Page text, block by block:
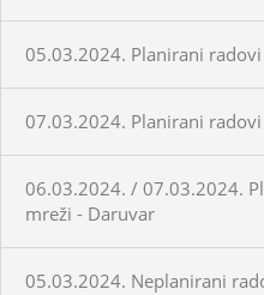
05.03.2024. Planirani
07.03.2024. Planirani
06.03.2024. / 07.03.2024.
mreži - Daruvar
05.03.2024. Neplanirani